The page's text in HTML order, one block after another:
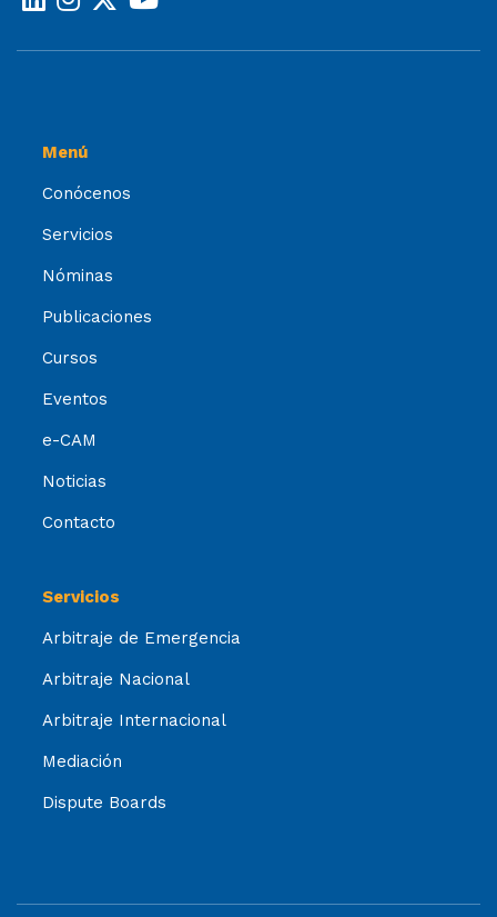
Menú
Conócenos
Servicios
Nóminas
Publicaciones
Cursos
Eventos
e-CAM
Noticias
Contacto
Servicios
Arbitraje de Emergencia
Arbitraje Nacional
Arbitraje Internacional
Mediación
Dispute Boards